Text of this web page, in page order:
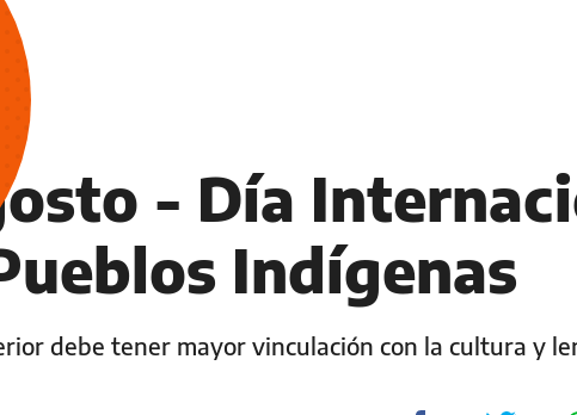
- Día
Indígenas
debe tener mayor vinculación con la cultura y